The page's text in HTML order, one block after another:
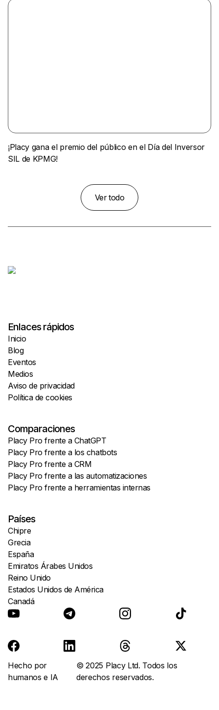
¡Placy gana el premio del público en el Día del Inversor
SIL de KPMG!
Ver todo
Enlaces rápidos
Inicio
Blog
Eventos
Medios
Aviso de privacidad
Política de cookies
Comparaciones
Placy Pro frente a ChatGPT
Placy Pro frente a los chatbots
Placy Pro frente a CRM
Placy Pro frente a las automatizaciones
Placy Pro frente a herramientas internas
Países
Chipre
Grecia
España
Emiratos Árabes Unidos
Reino Unido
Estados Unidos de América
Canadá
Hecho por
humanos e IA
© 2025 Placy Ltd. Todos los
derechos reservados.